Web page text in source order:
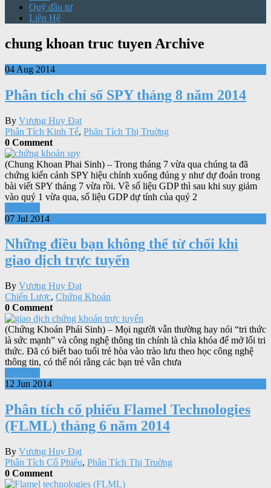
Quỹ đầu tư
Liên Hệ
chung khoan truc tuyen Archive
04 Aug 2014
Phân tích chỉ số SPY tháng 8 năm 2014
By Vương Huy Đạt
Phân Tích Kinh Tế, Phân Tích Thị Truờng
0 Comment
(Chung Khoan Phai Sinh) – Trong tháng 7 vừa qua chúng ta đã
chứng kiến cảnh SPY hiệu chỉnh xuống đúng y như dự đoán trong
bài viết SPY tháng 7 vừa rồi. Về số liệu GDP thì sau khi suy giảm
vào quý 1 vừa qua, số liệu GDP dự tính của quý 2
07 Jul 2014
Những điều bạn không thể từ chối khi
giao dịch trực tuyến
By Vương Huy Đạt
Chiến Lược, Chứng Khoán
0 Comment
(Chứng Khoán Phái Sinh) – Mọi người vẫn thường hay nói “tri thức
là sức mạnh” và công nghệ thông tin chính là chìa khóa để mở lối tri
thức. Đã có biết bao tuổi trẻ hòa vào trào lưu theo học công nghệ
thông tin, có thể nói rằng các bạn trẻ vẫn chưa
12 Jun 2014
Phân tích cổ phiếu Flamel Technologies
(FLML) tháng 6 năm 2014
By Vương Huy Đạt
Phân Tích Cổ Phiếu, Phân Tích Thị Truờng
0 Comment